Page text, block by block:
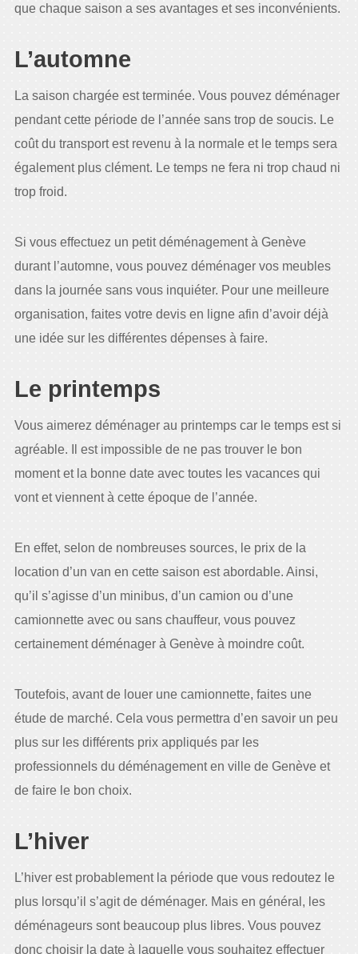
que chaque saison a ses avantages et ses inconvénients.
L’automne
La saison chargée est terminée. Vous pouvez déménager
pendant cette période de l’année sans trop de soucis. Le
coût du transport est revenu à la normale et le temps sera
également plus clément. Le temps ne fera ni trop chaud ni
trop froid.
Si vous effectuez un petit déménagement à Genève
durant l’automne, vous pouvez déménager vos meubles
dans la journée sans vous inquiéter. Pour une meilleure
organisation, faites votre devis en ligne afin d’avoir déjà
une idée sur les différentes dépenses à faire.
Le printemps
Vous aimerez déménager au printemps car le temps est si
agréable. Il est impossible de ne pas trouver le bon
moment et la bonne date avec toutes les vacances qui
vont et viennent à cette époque de l’année.
En effet, selon de nombreuses sources, le prix de la
location d’un van en cette saison est abordable. Ainsi,
qu’il s’agisse d’un minibus, d’un camion ou d’une
camionnette avec ou sans chauffeur, vous pouvez
certainement déménager à Genève à moindre coût.
Toutefois, avant de louer une camionnette, faites une
étude de marché. Cela vous permettra d’en savoir un peu
plus sur les différents prix appliqués par les
professionnels du déménagement en ville de Genève et
de faire le bon choix.
L’hiver
L’hiver est probablement la période que vous redoutez le
plus lorsqu’il s’agit de déménager. Mais en général, les
déménageurs sont beaucoup plus libres. Vous pouvez
donc choisir la date à laquelle vous souhaitez effectuer